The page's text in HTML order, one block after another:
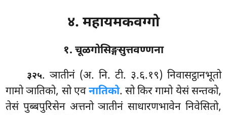
४. महायमकवग्गो
१. चूळगोसिङ्गसुत्तवण्णना
३२५. ञातीनं (अ. नि. टी. ३.६.१९) निवासट्ठानभूतो
गामो ञातिको, सो एवनातिको. सो किर गामो येसं सन्तको,
तेसं पुब्बपुरिसेन अत्तनो ञातीनं साधारणभावेन निवेसितो,